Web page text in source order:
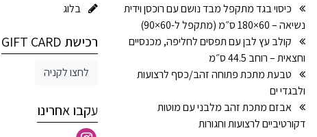
כיסוי בגד מתקפל מבד נושם עם רוכסן וידית
נשיאה – 60×180 ס״מ (מתקפל ל-60×90)
קולב עץ לבן עם תפסים לחליפה, מכנסיים
וחצאית – רוחב 44.5 ס״מ
טבעת מתכת פתוחה זהב/כסף לרצועות
ולבגדי ים
אבזם מתכת זהב מלבני עם מוטות
דקורטיביים לרצועות וחגורות
בלוג
רכישת GIFT CARD
לחצו לקניה
עקבו אחרינו